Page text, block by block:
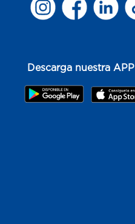
Descarga nuestra APP